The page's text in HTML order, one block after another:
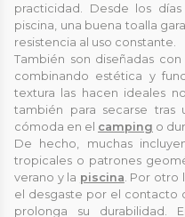
practicidad. Desde los
piscina, una buena toalla
resistencia al uso constante.
También son diseñadas
combinando estética y
textura las hacen ideales
también para secarse
cómoda en el camping o
De hecho, muchas
tropicales o patrones
verano y la piscina. Por otro
el desgaste por el contacto
prolonga su durabilidad.